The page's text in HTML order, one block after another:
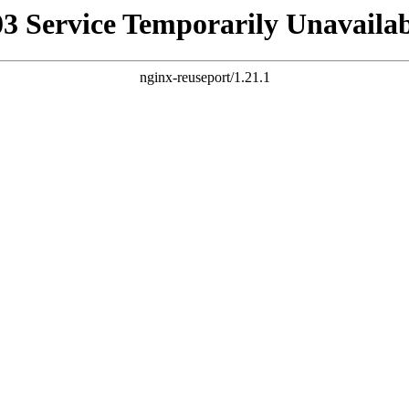
Service Temporarily
nginx-reuseport/1.21.1